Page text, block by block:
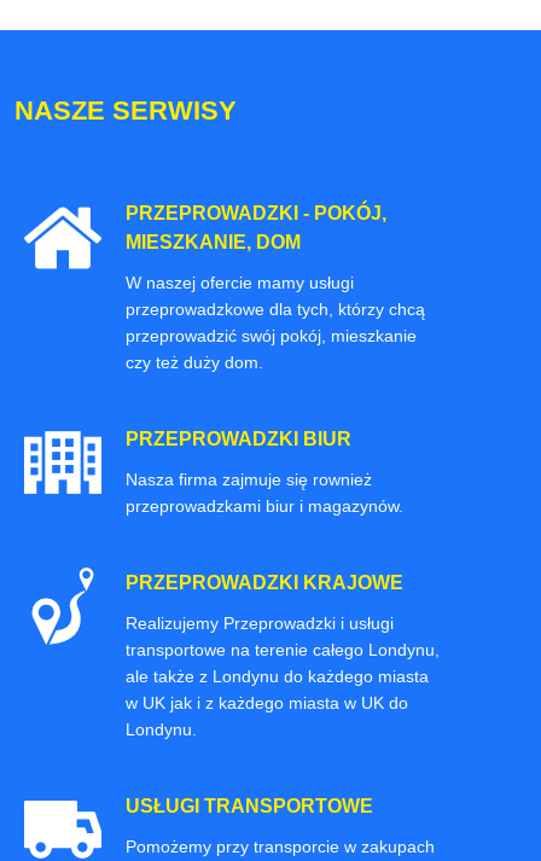
NASZE SERWISY
PRZEPROWADZKI - POKÓJ,
MIESZKANIE, DOM
W naszej ofercie mamy usługi
przeprowadzkowe dla tych, którzy chcą
przeprowadzić swój pokój, mieszkanie
czy też duży dom.
PRZEPROWADZKI BIUR
Nasza firma zajmuje się rownież
przeprowadzkami biur i magazynów.
PRZEPROWADZKI KRAJOWE
Realizujemy Przeprowadzki i usługi
transportowe na terenie całego Londynu,
ale także z Londynu do każdego miasta
w UK jak i z każdego miasta w UK do
Londynu.
USŁUGI TRANSPORTOWE
Pomożemy przy transporcie w zakupach